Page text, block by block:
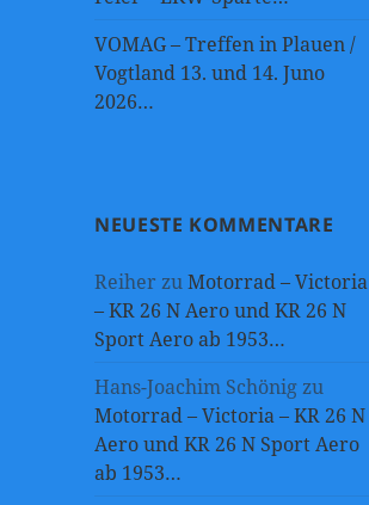
VOMAG – Treffen in Plauen /
Vogtland 13. und 14. Juno
2026…
NEUESTE KOMMENTARE
Reiher zuMotorrad – Victoria
– KR 26 N Aero und KR 26 N
Sport Aero ab 1953…
Hans-Joachim Schönigzu
Motorrad – Victoria – KR 26 N
Aero und KR 26 N Sport Aero
ab 1953…